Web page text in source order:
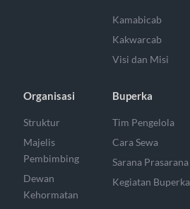
Kamabicab
Kakwarcab
Visi dan Misi
Organisasi
Struktur
Majelis
Pembimbing
Dewan
Kehormatan
Buperka
Tim Pengelola
Cara Sewa
Sarana Prasarana
Kegiatan Buperka